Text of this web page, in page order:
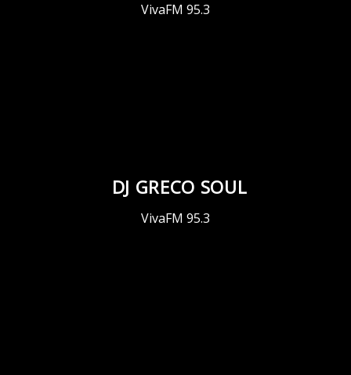
VivaFM 95.3
DJ GRECO SOUL
VivaFM 95.3